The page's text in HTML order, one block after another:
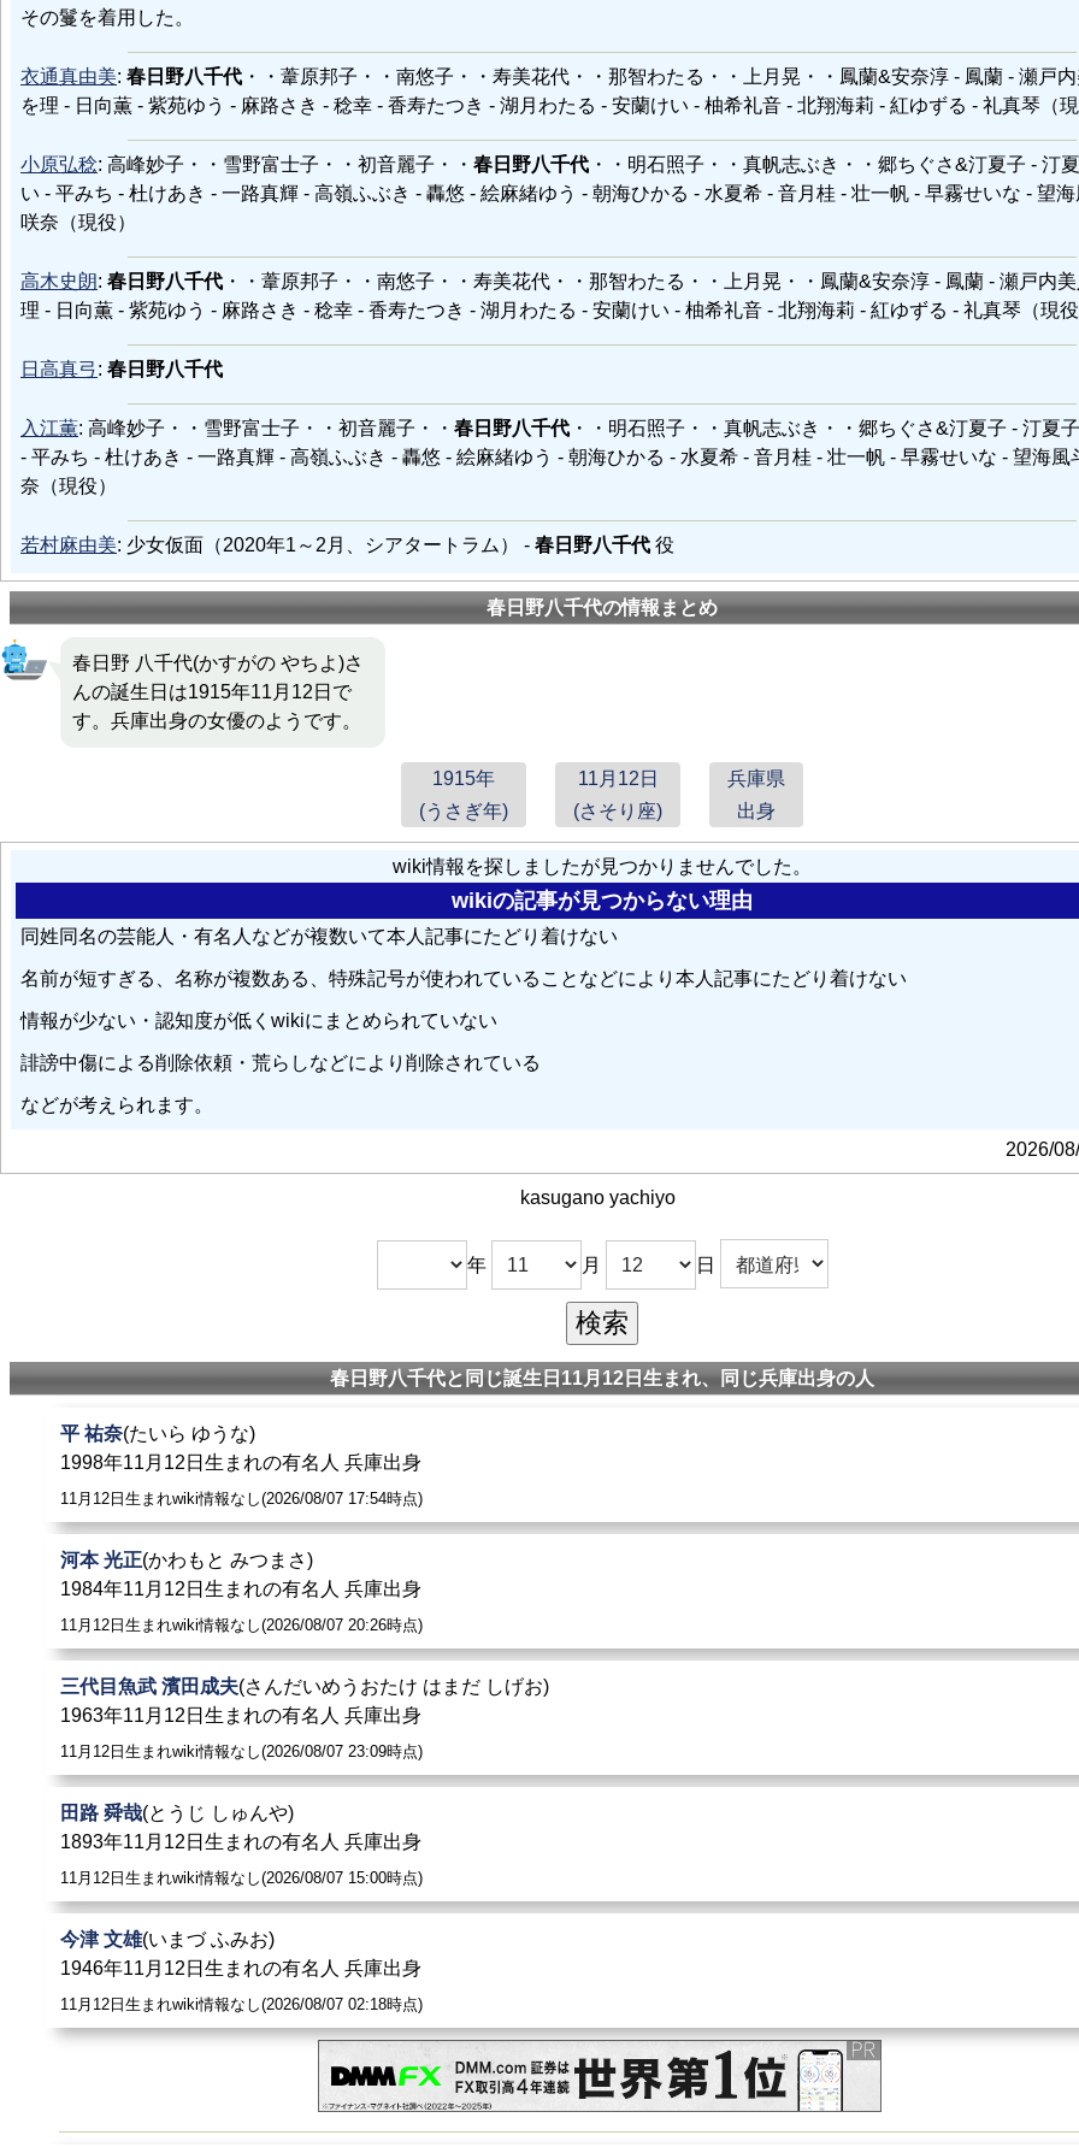
その鬘を着用した。
衣通真由美: 春日野八千代 ・・葦原邦子・・南悠子・・寿美花代・・那智わたる・・上月晃・・鳳蘭&安奈淳 - 鳳蘭 - 瀬戸内
を理 - 日向薫 - 紫苑ゆう - 麻路さき - 稔幸 - 香寿たつき - 湖月わたる - 安蘭けい - 柚希礼音 - 北翔海莉 - 紅ゆずる - 礼真琴（現
小原弘稔: 高峰妙子・・雪野富士子・・初音麗子・・ 春日野八千代 ・・明石照子・・真帆志ぶき・・郷ちぐさ&汀夏子 - 汀
い - 平みち - 杜けあき - 一路真輝 - 高嶺ふぶき - 轟悠 - 絵麻緒ゆう - 朝海ひかる - 水夏希 - 音月桂 - 壮一帆 - 早霧せいな - 望
咲奈（現役）
高木史朗: 春日野八千代 ・・葦原邦子・・南悠子・・寿美花代・・那智わたる・・上月晃・・鳳蘭&安奈淳 - 鳳蘭 - 瀬戸内
理 - 日向薫 - 紫苑ゆう - 麻路さき - 稔幸 - 香寿たつき - 湖月わたる - 安蘭けい - 柚希礼音 - 北翔海莉 - 紅ゆずる - 礼真琴（現役
日高真弓: 春日野八千代
入江薫: 高峰妙子・・雪野富士子・・初音麗子・・ 春日野八千代 ・・明石照子・・真帆志ぶき・・郷ちぐさ&汀夏子 - 汀夏
- 平みち - 杜けあき - 一路真輝 - 高嶺ふぶき - 轟悠 - 絵麻緒ゆう - 朝海ひかる - 水夏希 - 音月桂 - 壮一帆 - 早霧せいな - 望海風
奈（現役）
若村麻由美: 少女仮面（2020年1～2月、シアタートラム） - 春日野八千代 役
扇千景: 以降もテレビドラマや映画に出演し、1956年には「夜霧の女」で春日野八千代の相手役として盲目の少女ジェニ
園井恵子: 同作で脚本を担当した内海重典は、園井が主演に抜擢されたことに「驚いた」と述懐しているが、これはもともと
に振られていた役で、園井の退団意志を知っていた春日野が劇団に掛け合い、役を譲ったのだとも伝えられている。
・・葦原邦子・・南悠子・・寿美花代・・那智わたる・・上月晃・・鳳蘭&安奈淳 - 鳳蘭 - 瀬戸内美八
- 日向薫 - 紫苑ゆう - 麻路さき - 稔幸 - 香寿たつき - 湖月わたる - 安蘭けい - 柚希礼音 - 北翔海莉 - 紅ゆずる - 礼真琴（現役）
: 『宝舞抄』歌手 新人公演-新三郎（本役- 春日野八千代）『ザ・レビュー』ソウルの歌手
高木史朗 : 高峰妙子・・雪野富士子・・初音麗子・・春日野八千代 ・・明石照子・・真帆志ぶき・・郷ちぐさ&汀夏子 - 汀夏
咲奈（現役）
千賀 - 曽我桂子 - 銀あけみ - 真咲佳子 - 京三紗 - 箙かおる - 飛鳥裕 - 梨花ますみ - 奏乃はると（現役）
理 - 日向薫 - 紫苑ゆう - 麻路さき - 稔幸 - 香寿たつき - 湖月わたる - 安蘭けい - 柚希礼音 - 北翔海莉 - 紅ゆずる - 礼真琴（現
: 6月宝塚大劇場「百年への道」では司会を担当、現役最上級生の春日野八千代との対談は話題になった。
: 1946年（昭和21年）、宝塚歌劇団戦後再開第1回公演「カルメン」に、
月丘夢路: 宝塚歌劇団でコンビを組んだ事もあり、月丘の上級生にあたる男役トップスター・春日野八千代も彼女の類稀な
て語っている。
- 天城月江 - 東郷晴子 - 登代春枝 - 美吉左久子 - 大路三千
- 曽我桂子 - 銀あけみ - 真咲佳子 - 京三紗 - 箙かおる - 飛鳥裕 - 梨花ますみ - 奏乃はると（現役）
高木史朗: 若菜君子 - 桂よし子 - 秋月さえ子 - 初音麗子 -
賀 - 曽我桂子 - 銀あけみ - 真咲佳子 - 京三紗 - 箙かおる - 飛鳥裕 - 梨花ますみ - 奏乃はると（現役）
浜木綿子: 入団当初は娘役として、春日野八千代
技ぶりでその存在を認められ、『がしんたれ』、『がめつい奴』など外部出演も多かった。
榛名由梨 : 1984年、 春日野八千代
: 宝塚歌劇団18期生で宝塚歌劇団のトップスターとして活躍し、同期生に
衣通真由美 : 高峰妙子・・雪野富士子・・初音麗子・・
・・明石照子・・真帆志ぶき・・郷ちぐさ&汀夏子 -
れい - 平みち - 杜けあき - 一路真輝 - 高嶺ふぶき - 轟悠 - 絵麻緒ゆう - 朝海ひかる - 水夏希 - 音月桂 - 壮一帆 - 早霧せいな - 望
風咲奈（現役）
鳳八千代: 宝塚歌劇団在団中は主演娘役として活躍し、1955年の花組の舞台『キスメット』（相手役のトップスターは春
小原弘稔: 若菜君子 - 桂よし子 - 秋月さえ子 - 初音麗子 -春日野八千代- 天城月江 - 東郷晴子 - 登代春枝 - 美吉左久子 - 大路三
春日野八千代の情報まとめ
春日野 八千代(かすがの やちよ)さ
んの誕生日は1915年11月12日で
す。兵庫出身の女優のようです。
1915年
(うさぎ年)
11月12日
(さそり座)
兵庫県
出身
wiki情報を探しましたが見つかりませんでした。
wikiの記事が見つからない理由
同姓同名の芸能人・有名人などが複数いて本人記事にたどり着けない
名前が短すぎる、名称が複数ある、特殊記号が使われていることなどにより本人記事にたどり着けない
情報が少ない・認知度が低くwikiにまとめられていない
誹謗中傷による削除依頼・荒らしなどにより削除されている
などが考えられます。
2026/
kasugano yachiyo
年 月 日
春日野八千代と同じ誕生日11月12日生まれ、同じ兵庫出身の人
平 祐奈(たいら ゆうな)
1998年11月12日生まれの有名人 兵庫出身
11月12日生まれwiki情報なし(2026/08/07 17:54時点)
河本 光正(かわもと みつまさ)
1984年11月12日生まれの有名人 兵庫出身
11月12日生まれwiki情報なし(2026/08/07 20:26時点)
三代目魚武 濱田成夫(さんだいめうおたけ はまだ しげお)
1963年11月12日生まれの有名人 兵庫出身
11月12日生まれwiki情報なし(2026/08/07 23:09時点)
田路 舜哉(とうじ しゅんや)
1893年11月12日生まれの有名人 兵庫出身
11月12日生まれwiki情報なし(2026/08/07 15:00時点)
今津 文雄(いまづ ふみお)
1946年11月12日生まれの有名人 兵庫出身
11月12日生まれwiki情報なし(2026/08/07 02:18時点)